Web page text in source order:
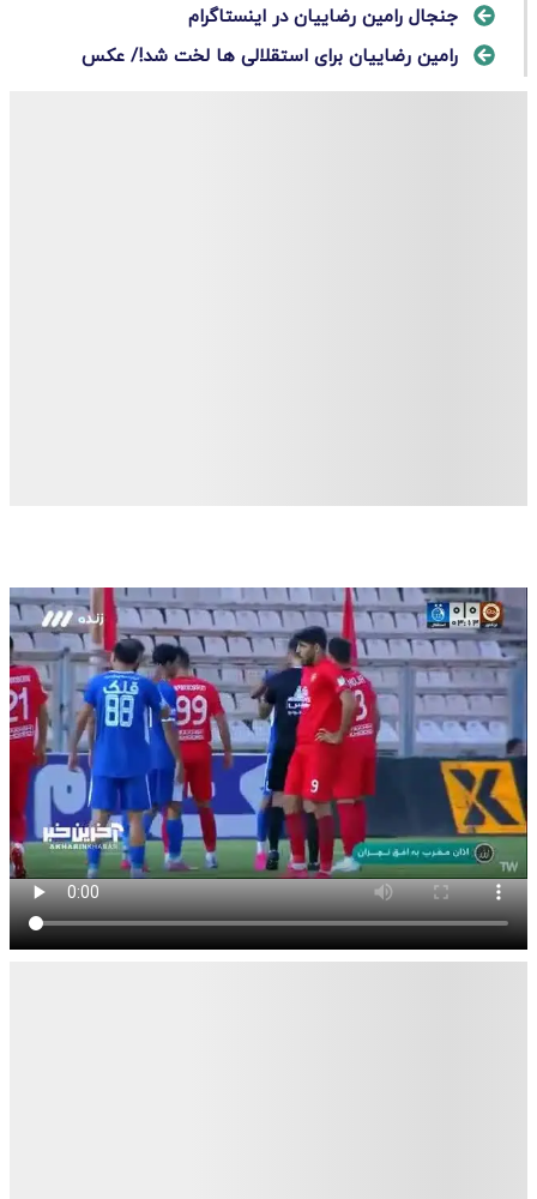
جنجال رامین رضاییان در اینستاگرام
رامین رضاییان برای استقلالی ها لخت شد!/ عکس